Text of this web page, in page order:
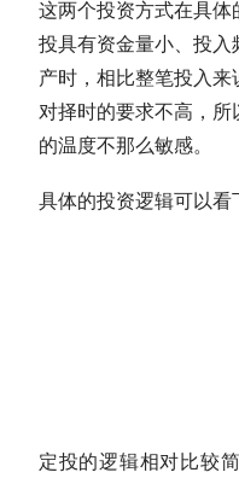
这两个投资方式在具体
投具有资金量小、投入
产时，相比整笔投入
对择时的要求不高，所
的温度不那么敏感。
具体的投资逻辑可以看
定投的逻辑相对比较